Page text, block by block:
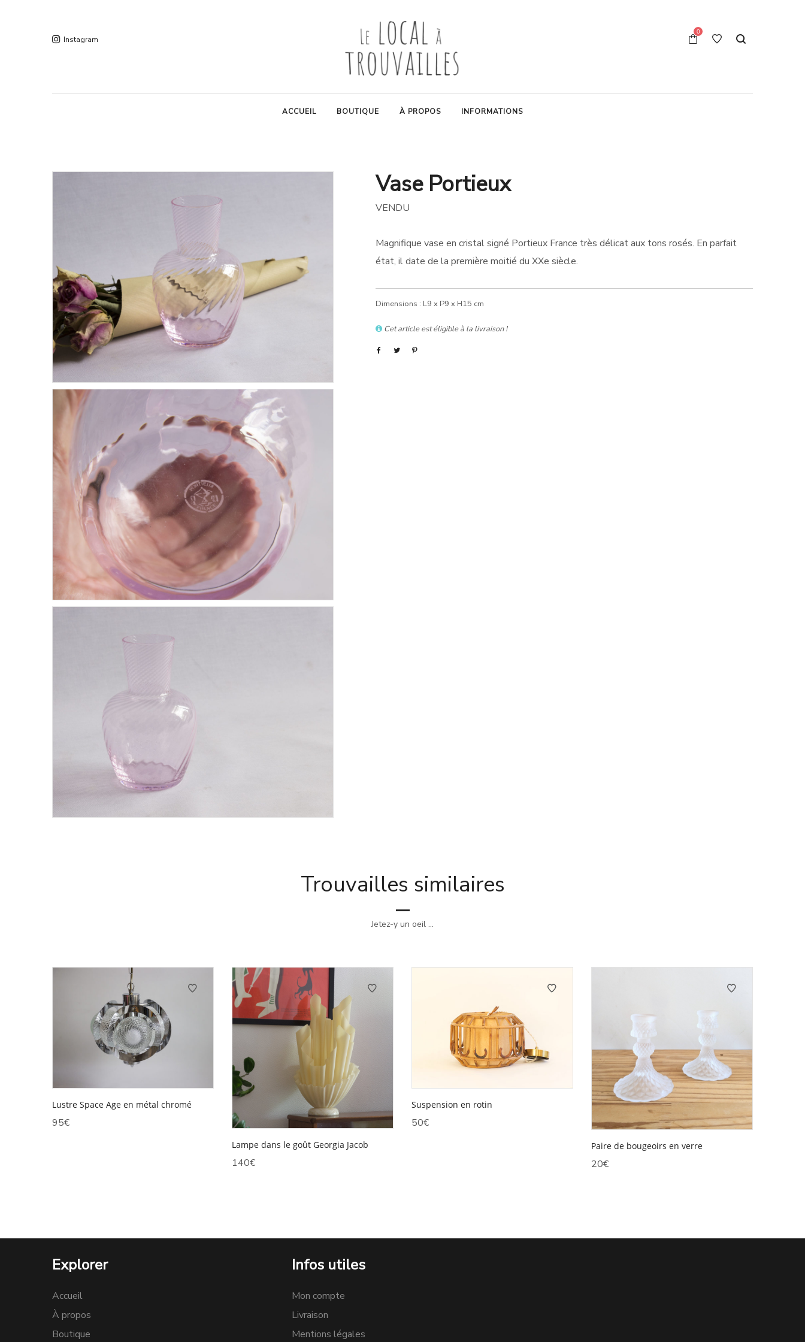
Instagram
0
ACCUEIL BOUTIQUE À PROPOS INFORMATIONS
Vase Portieux
VENDU
Magnifique vase en cristal signé Portieux France très délicat aux tons rosés. En parfait
état, il date de la première moitié du XXe siècle.
Dimensions : L9 x P9 x H15 cm
Cet article est éligible à la livraison !
Trouvailles similaires
Jetez-y un oeil ...
Lustre Space Age en métal chromé
95€
Lampe dans le goût Georgia Jacob
140€
Suspension en rotin
50€
Paire de bougeoirs en verre
20€
Explorer
Accueil
À propos
Boutique
Infos utiles
Mon compte
Livraison
Mentions légales